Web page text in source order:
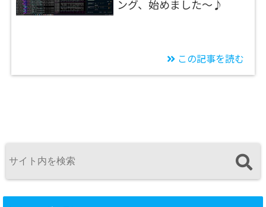
ング、始めました～♪
この記事を読む